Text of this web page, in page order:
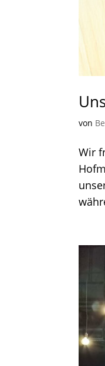
von
Wir